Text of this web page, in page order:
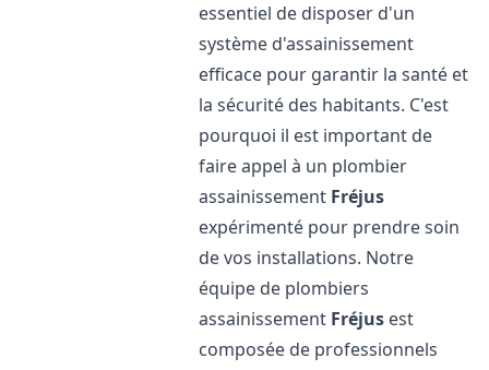
essentiel de disposer d'un
système d'assainissement
efficace pour garantir la santé et
la sécurité des habitants. C'est
pourquoi il est important de
faire appel à un plombier
assainissement Fréjus
expérimenté pour prendre soin
de vos installations. Notre
équipe de plombiers
assainissement Fréjus est
composée de professionnels